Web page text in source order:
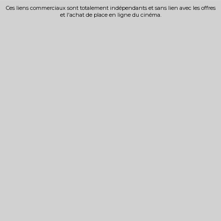
Ces liens commerciaux sont totalement indépendants et sans lien avec les offres
et l'achat de place en ligne du cinéma.